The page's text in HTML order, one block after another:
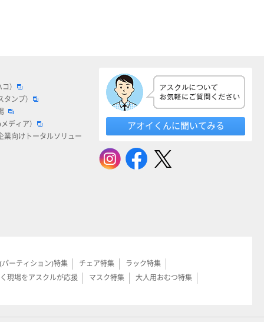
）
タンプ）
ディア）
業向けトータルソリュー
アオイくんに聞いてみる
ーティション)特集 チェア特集
ラック特集
現場をアスクルが応援 マスク特集
大人用おむつ特集